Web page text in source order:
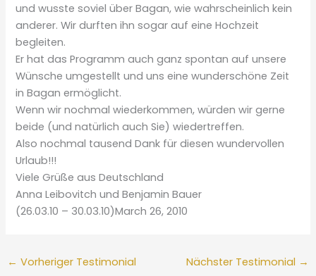
und wusste soviel über Bagan, wie wahrscheinlich kein
anderer. Wir durften ihn sogar auf eine Hochzeit
begleiten.
Er hat das Programm auch ganz spontan auf unsere
Wünsche umgestellt und uns eine wunderschöne Zeit
in Bagan ermöglicht.
Wenn wir nochmal wiederkommen, würden wir gerne
beide (und natürlich auch Sie) wiedertreffen.
Also nochmal tausend Dank für diesen wundervollen
Urlaub!!!
Viele Grüße aus Deutschland
Anna Leibovitch und Benjamin Bauer
(26.03.10 – 30.03.10)March 26, 2010
← Vorheriger Testimonial Nächster Testimonial →